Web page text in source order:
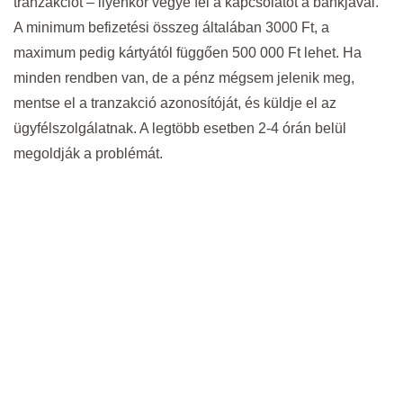
A minimum befizetési összeg általában 3000 Ft, a
maximum pedig kártyától függően 500 000 Ft lehet. Ha
minden rendben van, de a pénz mégsem jelenik meg,
mentse el a tranzakció azonosítóját, és küldje el az
ügyfélszolgálatnak. A legtöbb esetben 2-4 órán belül
megoldják a problémát.